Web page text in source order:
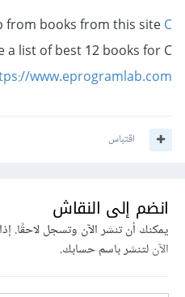
from books from this siteC
a list of best 12 books for C
www.eprogramlab.com/
اقتباس
انضم إلى النقاش
يمكنك أن تنشر الآن وتسجل لاحقًا.
الآنلتنشر باسم حسابك.